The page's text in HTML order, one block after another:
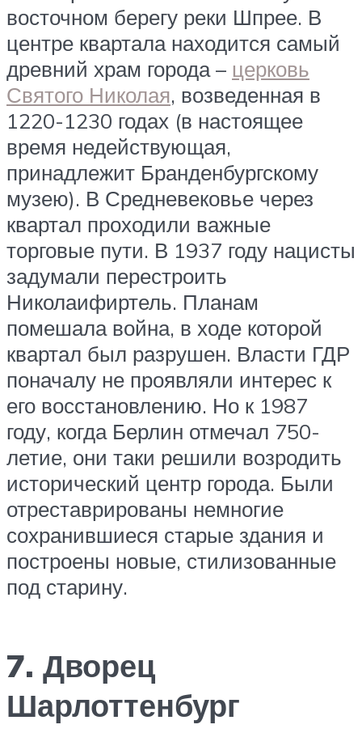
восточном берегу реки Шпрее. В
центре квартала находится самый
древний храм города – церковь
Святого Николая, возведенная в
1220-1230 годах (в настоящее
время недействующая,
принадлежит Бранденбургскому
музею). В Средневековье через
квартал проходили важные
торговые пути. В 1937 году нацисты
задумали перестроить
Николаифиртель. Планам
помешала война, в ходе которой
квартал был разрушен. Власти ГДР
поначалу не проявляли интерес к
его восстановлению. Но к 1987
году, когда Берлин отмечал 750-
летие, они таки решили возродить
исторический центр города. Были
отреставрированы немногие
сохранившиеся старые здания и
построены новые, стилизованные
под старину.
7. Дворец
Шарлоттенбург